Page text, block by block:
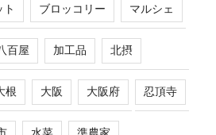
ブロッコリー マルシェ
百屋 加工品 北摂
根 大阪 大阪府 忍頂寺
水菜 準農家